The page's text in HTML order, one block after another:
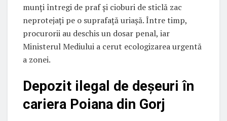
munți întregi de praf și cioburi de sticlă zac
neprotejați pe o suprafață uriașă. Între timp,
procurorii au deschis un dosar penal, iar
Ministerul Mediului a cerut ecologizarea urgentă
a zonei.
Depozit ilegal de deșeuri în
cariera Poiana din Gorj